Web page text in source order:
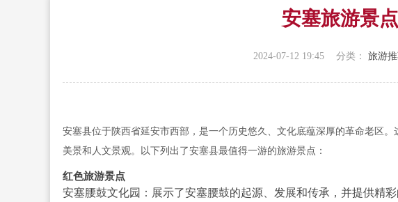
安塞旅游景
2024-07-12 19:45 分类：旅游
安塞县位于陕西省延安市西部，是一个历史悠久、文化底蕴深厚的革命老区
美景和人文景观。以下列出了安塞县最值得一游的旅游景点：
红色旅游景点
安塞腰鼓文化园：展示了安塞腰鼓的起源、发展和传承，并提供精彩